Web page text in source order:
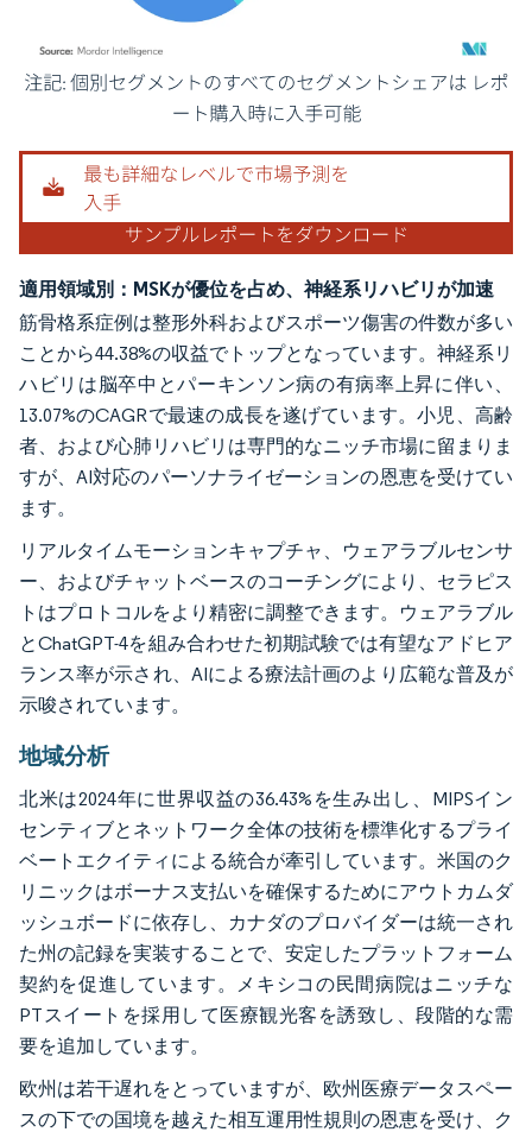
画像 © Mordor Intelligence。再利用にはCC BY 4.0の表示が必要です。
適用領域別：MSKが優位を占め、神経系リハビリが加速
筋骨格系症例は整形外科およびスポーツ傷害の件数が多い
ことから44.38%の収益でトップとなっています。神経系リ
ハビリは脳卒中とパーキンソン病の有病率上昇に伴い、
13.07%のCAGRで最速の成長を遂げています。小児、高齢
者、および心肺リハビリは専門的なニッチ市場に留まりま
すが、AI対応のパーソナライゼーションの恩恵を受けてい
ます。
リアルタイムモーションキャプチャ、ウェアラブルセンサ
ー、およびチャットベースのコーチングにより、セラピス
トはプロトコルをより精密に調整できます。ウェアラブル
とChatGPT-4を組み合わせた初期試験では有望なアドヒア
ランス率が示され、AIによる療法計画のより広範な普及が
示唆されています。
地域分析
北米は2024年に世界収益の36.43%を生み出し、MIPSイン
センティブとネットワーク全体の技術を標準化するプライ
ベートエクイティによる統合が牽引しています。米国のク
リニックはボーナス支払いを確保するためにアウトカムダ
ッシュボードに依存し、カナダのプロバイダーは統一され
た州の記録を実装することで、安定したプラットフォーム
契約を促進しています。メキシコの民間病院はニッチな
PTスイートを採用して医療観光客を誘致し、段階的な需
要を追加しています。
欧州は若干遅れをとっていますが、欧州医療データスペー
スの下での国境を越えた相互運用性規則の恩恵を受け、ク